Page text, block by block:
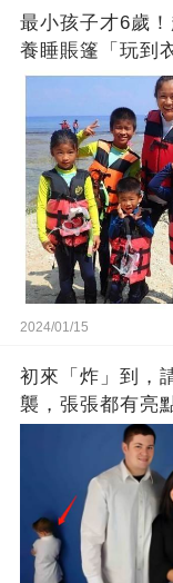
最小孩子才6歲
養睡賬篷「玩到
2024/01/15
初來「炸」到，
襲，張張都有亮